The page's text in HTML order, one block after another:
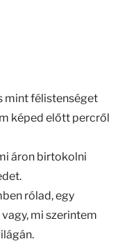
mint félistenséget
képed előtt percről
áron birtokolni
rólad, egy
mi szerintem